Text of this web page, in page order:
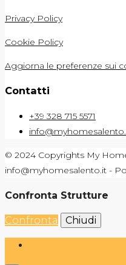
Privacy Policy
Cookie Policy
Aggiorna le preferenze sui
Contatti
+39 328 715 5571
© 2024 Copyrights My
info@myhomesalento.it -
Confronta Strutture
Confronta Chiudi